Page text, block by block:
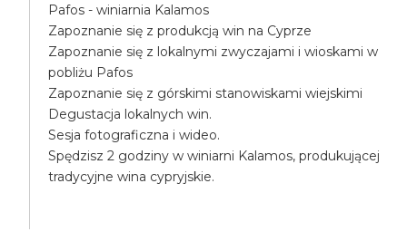
Pafos - winiarnia Kalamos
Zapoznanie się z produkcją win na Cyprze
Zapoznanie się z lokalnymi zwyczajami i wioskami w
pobliżu Pafos
Zapoznanie się z górskimi stanowiskami wiejskimi
Degustacja lokalnych win.
Sesja fotograficzna i wideo.
Spędzisz 2 godziny w winiarni Kalamos, produkującej
tradycyjne wina cypryjskie.